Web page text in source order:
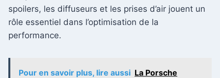
spoilers, les diffuseurs et les prises d’air jouent un
rôle essentiel dans l’optimisation de la
performance.
Pour en savoir plus, lire aussi La Porsche